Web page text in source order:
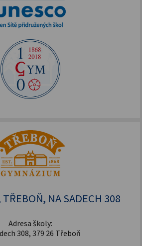
NA SADECH 308
Adresa školy:
308, 379 26 Třeboň